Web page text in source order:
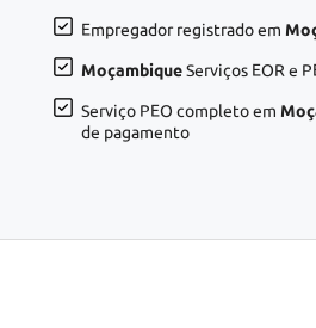
Empregador registrado em
MoçambiqueServiços EOR e
Serviço PEO completo em
de pagamento